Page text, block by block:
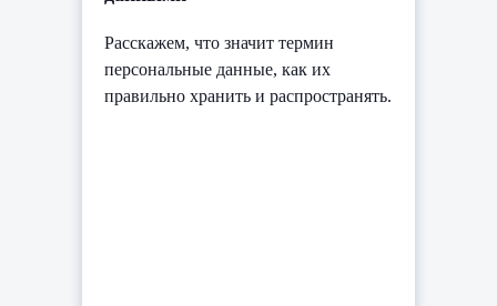
Расскажем, что значит термин
персональные данные, как их
правильно хранить и распространять.